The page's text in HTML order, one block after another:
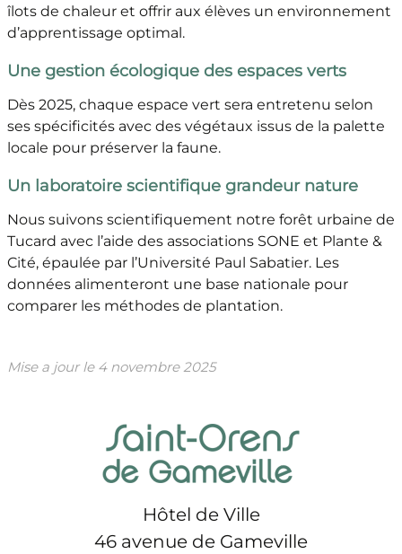
îlots de chaleur et offrir aux élèves un environnement
d’apprentissage optimal.
Une gestion écologique des espaces verts
Dès 2025, chaque espace vert sera entretenu selon
ses spécificités avec des végétaux issus de la palette
locale pour préserver la faune.
Un laboratoire scientifique grandeur nature
Nous suivons scientifiquement notre forêt urbaine de
Tucard avec l’aide des associations SONE et Plante &
Cité, épaulée par l’Université Paul Sabatier. Les
données alimenteront une base nationale pour
comparer les méthodes de plantation.
Mise a jour le 4 novembre 2025
Hôtel de Ville
46 avenue de Gameville